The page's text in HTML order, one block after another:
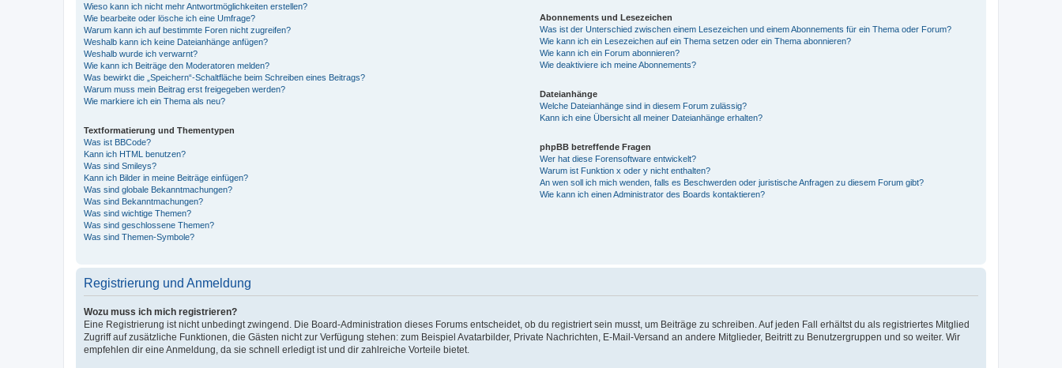
Wieso kann ich nicht mehr Antwortmöglichkeiten erstellen?
Wie bearbeite oder lösche ich eine Umfrage?
Warum kann ich auf bestimmte Foren nicht zugreifen?
Weshalb kann ich keine Dateianhänge anfügen?
Weshalb wurde ich verwarnt?
Wie kann ich Beiträge den Moderatoren melden?
Was bewirkt die „Speichern“-Schaltfläche beim Schreiben eines Beitrags?
Warum muss mein Beitrag erst freigegeben werden?
Wie markiere ich ein Thema als neu?
Textformatierung und Thementypen
Was ist BBCode?
Kann ich HTML benutzen?
Was sind Smileys?
Kann ich Bilder in meine Beiträge einfügen?
Was sind globale Bekanntmachungen?
Was sind Bekanntmachungen?
Was sind wichtige Themen?
Was sind geschlossene Themen?
Was sind Themen-Symbole?
Abonnements und Lesezeichen
Was ist der Unterschied zwischen einem Lesezeichen und einem Abonnements für ein Thema oder Forum?
Wie kann ich ein Lesezeichen auf ein Thema setzen oder ein Thema abonnieren?
Wie kann ich ein Forum abonnieren?
Wie deaktiviere ich meine Abonnements?
Dateianhänge
Welche Dateianhänge sind in diesem Forum zulässig?
Kann ich eine Übersicht all meiner Dateianhänge erhalten?
phpBB betreffende Fragen
Wer hat diese Forensoftware entwickelt?
Warum ist Funktion x oder y nicht enthalten?
An wen soll ich mich wenden, falls es Beschwerden oder juristische Anfragen zu diesem Forum gibt?
Wie kann ich einen Administrator des Boards kontaktieren?
Registrierung und Anmeldung
Wozu muss ich mich registrieren?
Eine Registrierung ist nicht unbedingt zwingend. Die Board-Administration dieses Forums entscheidet, ob du registriert sein musst, um Beiträge zu schreiben. Auf jeden Fall erhältst du als registriertes Mitglied
Zugriff auf zusätzliche Funktionen, die Gästen nicht zur Verfügung stehen: zum Beispiel Avatarbilder, Private Nachrichten, E-Mail-Versand an andere Mitglieder, Beitritt zu Benutzergruppen und so weiter. Wir
empfehlen dir eine Anmeldung, da sie schnell erledigt ist und dir zahlreiche Vorteile bietet.